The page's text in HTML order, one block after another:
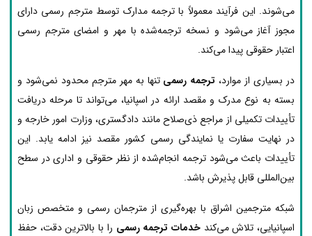
می‌شوند. این فرآیند معمولاً با ترجمه مدارک توسط مترجم رسمی دارای
مجوز آغاز می‌شود و نسخه ترجمه‌شده با مهر و امضای مترجم رسمی
اعتبار حقوقی پیدا می‌کند.
در بسیاری از موارد، ترجمه رسمی تنها به مهر مترجم محدود نمی‌شود و
بسته به نوع مدرک و مقصد ارائه در اسپانیا، می‌تواند تا مرحله دریافت
تأییدات تکمیلی از مراجع ذی‌صلاح مانند دادگستری، وزارت امور خارجه و
در نهایت سفارت یا نمایندگی رسمی کشور مقصد نیز ادامه یابد. این
تأییدات باعث می‌شود ترجمه انجام‌شده از نظر حقوقی و اداری در سطح
بین‌المللی قابل پذیرش باشد.
شبکه مترجمین اشراق با بهره‌گیری از مترجمان رسمی و متخصص زبان
اسپانیایی، تلاش می‌کندخدمات ترجمه رسمی را با بالاترین دقت، حفظ